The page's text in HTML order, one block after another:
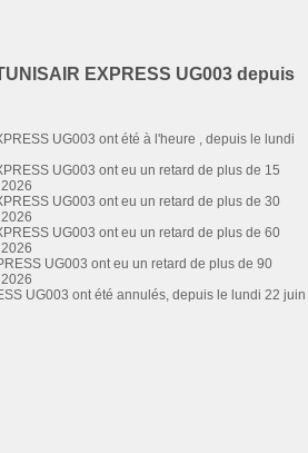
EXPRESS UG003 depuis
UG003 ont été à l'heure , depuis le lundi
UG003 ont eu un retard de plus de 15
UG003 ont eu un retard de plus de 30
UG003 ont eu un retard de plus de 60
UG003 ont eu un retard de plus de 90
UG003 ont été annulés, depuis le lundi 22 juin